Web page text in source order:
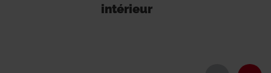
intérieur